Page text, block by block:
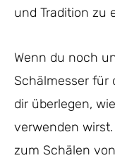
und Tradition zu
Wenn du noch
Schälmesser für
dir überlegen,
verwenden
zum Schälen